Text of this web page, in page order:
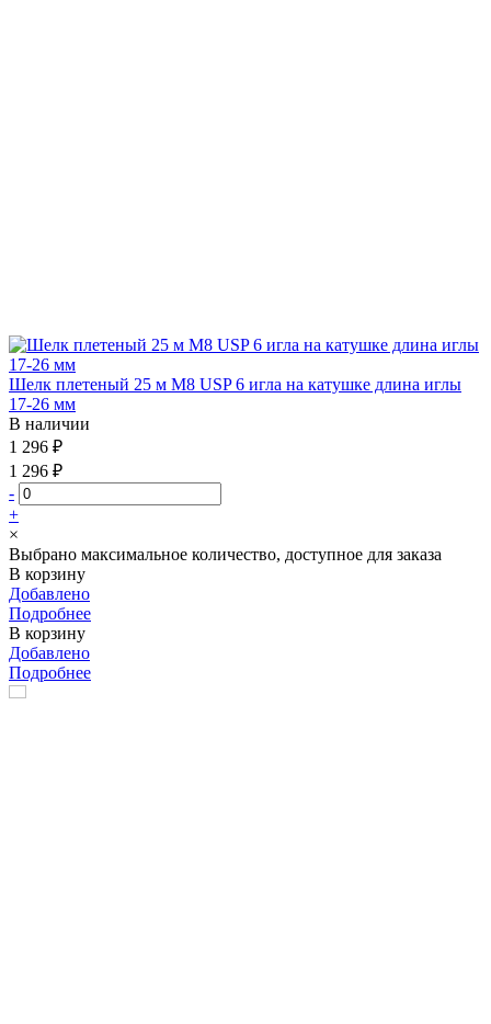
Шелк плетеный 25 м М8 USP 6 игла на катушке длина иглы
17-26 мм
В наличии
1 296 ₽
1 296 ₽
-
+
×
Выбрано максимальное количество, доступное для заказа
В корзину
Добавлено
Подробнее
В корзину
Добавлено
Подробнее